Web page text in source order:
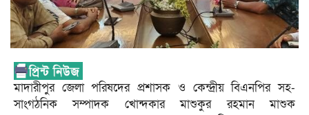
মাদারীপুর জেলা পরিষদের প্রশাসক ও কেন্দ্রীয় বিএনপির সহ-
সাংগঠনিক সম্পাদক খোন্দকার মাশুকুর রহমান মাশুক